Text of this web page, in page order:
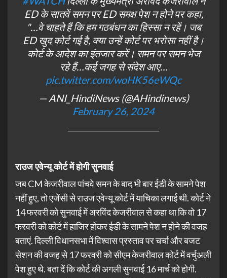
ED के सातवें समन पर ED समक्ष पेश न होने पर कहा,
"…वे चाहते हैं कि हम गठबंधन का हिस्सा न रहें। जब
ED खुद कोर्ट गई है, क्या उन्हें कोर्ट पर भरोसा नहीं है।
कोर्ट के आदेश का इंतजार करें। समन पर समन भेज
रहे हैं…कई जगह से संदेश आए…
pic.twitter.com/woHK56eWQc
— ANI_HindiNews (@AHindinews)
February 26, 2024
राउज एवेन्यू कोर्ट में होगी सुनवाई
जब CM केजरीवाल पांचवे समन के बाद भी बार ईडी के सामने पेश
नहीं हुए, तो एजेंसी से राउज एवेन्यू कोर्ट में याचिका लगाई थी. कोर्ट ने
14 फरवरी को सुनवाई में अरविंद केजरीवाल से कहा था कि वो 17
फरवरी को कोर्ट में हाजिर होकर ईडी के सामने पेश न होने की वजह
बताएं. दिल्ली विधानसभा में विश्वास प्रस्ताव पर चर्चा और बजट
सेशन की वजह से 17 फरवरी को सीएम केजरीवाल कोर्ट में वर्चुअली
पेश हुए थे. बता दें कि कोर्ट की अगली सुनवाई 16 मार्च को होगी.